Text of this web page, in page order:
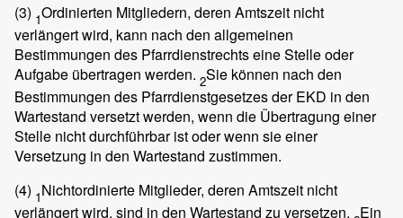
(3) 1Ordinierten Mitgliedern, deren Amtszeit nicht
verlängert wird, kann nach den allgemeinen
Bestimmungen des Pfarrdienstrechts eine Stelle oder
Aufgabe übertragen werden. 2Sie können nach den
Bestimmungen des Pfarrdienstgesetzes der EKD in den
Wartestand versetzt werden, wenn die Übertragung einer
Stelle nicht durchführbar ist oder wenn sie einer
Versetzung in den Wartestand zustimmen.
(4) 1Nichtordinierte Mitglieder, deren Amtszeit nicht
verlängert wird, sind in den Wartestand zu versetzen. Ein